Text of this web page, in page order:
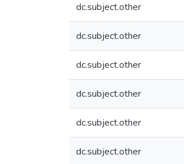
dc.subject.other
dc.subject.other
dc.subject.other
dc.subject.other
dc.subject.other
dc.subject.other